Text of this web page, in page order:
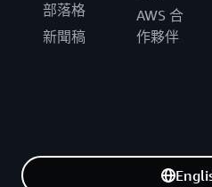
部落格
新聞稿
AWS 合
作夥伴